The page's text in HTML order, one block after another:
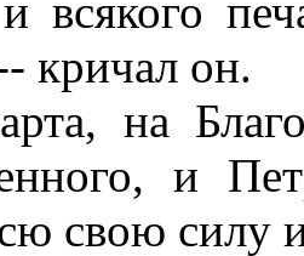
всякого
кричал он.
на
и
свою силу и